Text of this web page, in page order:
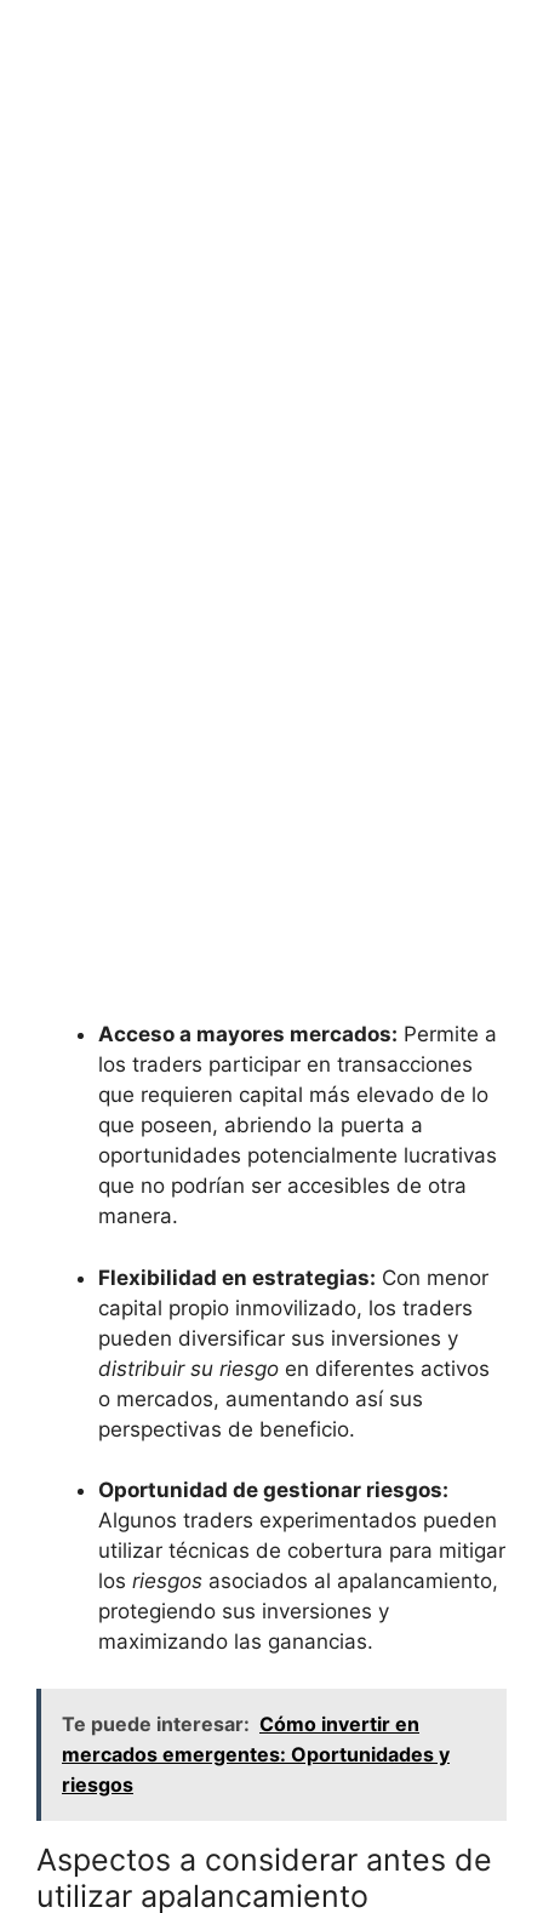
Acceso a ‍mayores mercados: Permite a‌
los traders participar en transacciones
que requieren ‌capital más elevado de lo
que poseen, abriendo la puerta ⁤a⁢
oportunidades ⁤potencialmente lucrativas
que ‍no ⁣podrían⁤ ser ⁢accesibles de otra
manera.
Flexibilidad ⁢en estrategias: Con menor
capital ​propio inmovilizado, los traders
pueden diversificar⁤ sus inversiones y
distribuir ⁢su riesgo en ⁣diferentes activos
o‍ mercados, ⁢aumentando así sus
perspectivas de⁣ beneficio.
Oportunidad ⁤de gestionar riesgos:
Algunos traders experimentados pueden
utilizar técnicas​ de ‍cobertura⁢ para mitigar
los​ riesgos asociados al apalancamiento,
protegiendo‌ sus​ inversiones y
maximizando las ganancias.
Te puede interesar: Cómo invertir en
mercados emergentes: Oportunidades y
riesgos
Aspectos​ a considerar antes de‌
utilizar apalancamiento